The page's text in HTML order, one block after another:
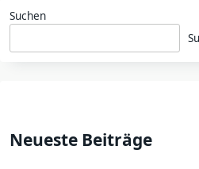
Suchen
Neueste Beiträge